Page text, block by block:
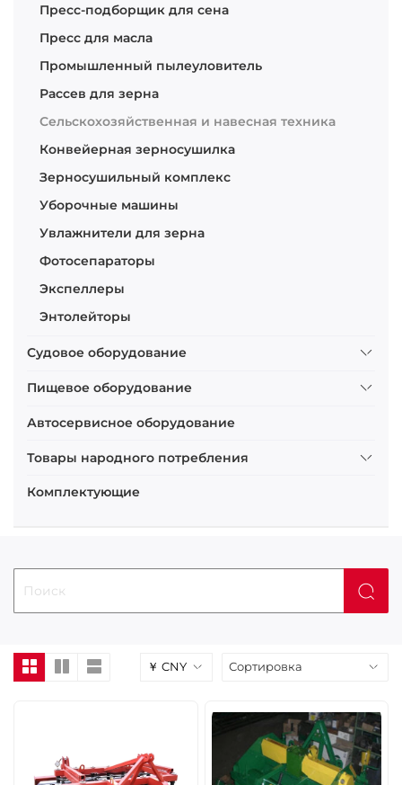
Пресс-подборщик для сена
Пресс для масла
Промышленный пылеуловитель
Рассев для зерна
Сельскохозяйственная и навесная техника
Конвейерная зерносушилка
Зерносушильный комплекс
Уборочные машины
Увлажнители для зерна
Фотосепараторы
Экспеллеры
Энтолейторы
Судовое оборудование
Пищевое оборудование
Автосервисное оборудование
Товары народного потребления
Комплектующие